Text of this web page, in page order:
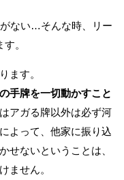
ない…そんな時、リー
。
ます。
手牌を一切動かすこと
アガる牌以外は必ず河
よって、他家に振り込
せないということは、
ません。